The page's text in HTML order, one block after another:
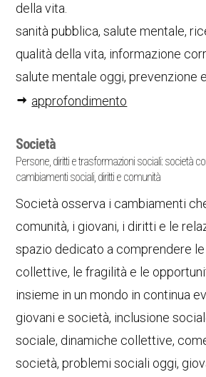
della vita.
sanità pubblica, salute mentale,
qualità della vita, informazione
salute mentale oggi, prevenzione
approfondimento
Società
Persone, diritti e trasformazioni sociali: società
cambiamenti sociali, diritti e comunità
Società osserva i cambiamenti
comunità, i giovani, i diritti e le
spazio dedicato a comprendere
collettive, le fragilità e le
insieme in un mondo in continua
giovani e società, inclusione
sociale, dinamiche collettive,
società, problemi sociali oggi,